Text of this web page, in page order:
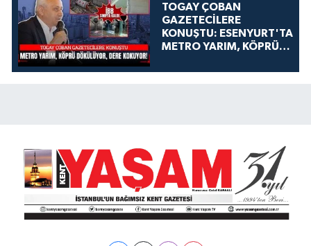
TOGAY ÇOBAN
GAZETECİLERE
KONUŞTU: ESENYURT'TA
METRO YARIM, KÖPRÜ
KOKUYOR!